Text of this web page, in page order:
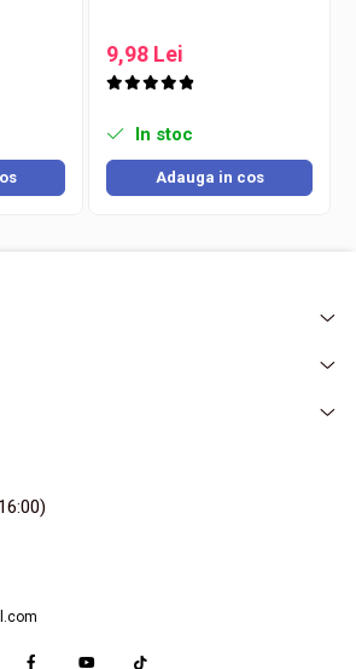
9,98 Lei
In stoc
Adauga in cos